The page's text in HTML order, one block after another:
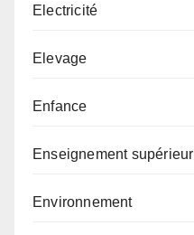
Electricité
Elevage
Enfance
Enseignement supérieur
Environnement